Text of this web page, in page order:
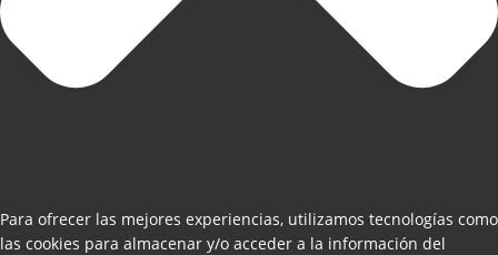
Para ofrecer las mejores experiencias, utilizamos tecnologías como
las cookies para almacenar y/o acceder a la información del